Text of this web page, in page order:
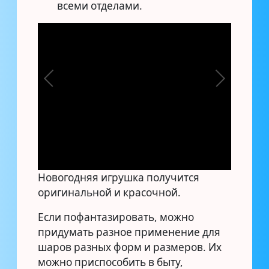
всеми отделами.
Новогодняя игрушка получится
оригинальной и красочной.
Если пофантазировать, можно
придумать разное применение для
шаров разных форм и размеров. Их
можно приспособить в быту,